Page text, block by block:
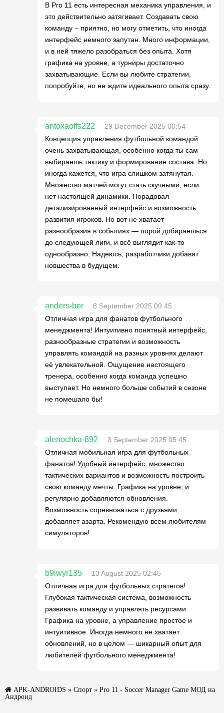
В Pro 11 есть интересная механика управления, и
это действительно затягивает. Создавать свою
команду – приятно, но могу отметить, что иногда
интерфейс немного запутан. Много информации,
и в ней тяжело разобраться без опыта. Хотя
графика на уровне, а турниры достаточно
захватывающие. Если вы любите стратегии,
попробуйте, но не ждите идеального опыта сразу.
antoxaoffs222
29 December 2025 00:54
Концепция управления футбольной командой
очень захватывающая, особенно когда ты сам
выбираешь тактику и формирование состава. Но
иногда кажется, что игра слишком затянутая.
Множество матчей могут стать скучными, если
нет настоящей динамики. Порадовал
детализированный интерфейс и возможность
развития игроков. Но вот не хватает
разнообразия в событиях — порой добираешься
до следующей лиги, и всё выглядит как-то
однообразно. Надеюсь, разработчики добавят
новшества в будущем.
anders-ber
8 September 2025 09:45
Отличная игра для фанатов футбольного
менеджмента! Интуитивно понятный интерфейс,
разнообразные стратегии и возможность
управлять командой на разных уровнях делают
её увлекательной. Ощущение настоящего
тренера, особенно когда команда успешно
выступает. Но немного больше событий в сезоне
не помешало бы!
alenochka-892
3 September 2025 05:45
Отличная мобильная игра для футбольных
фанатов! Удобный интерфейс, множество
тактических вариантов и возможность построить
свою команду мечты. Графика на уровне, и
регулярно добавляются обновления.
Возможность соревноваться с друзьями
добавляет азарта. Рекомендую всем любителям
симуляторов!
b9iwyr135
13 August 2025 02:45
Отличная игра для футбольных стратегов!
Глубокая тактическая система, возможность
развивать команду и управлять ресурсами.
Графика на уровне, а управление простое и
интуитивное. Иногда немного не хватает
обновлений, но в целом — шикарный опыт для
любителей футбольного менеджмента!
APK-ANDROIDS » Спорт » Pro 11 - Soccer Manager Game МОД на
Андроид